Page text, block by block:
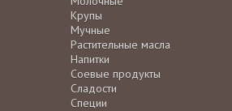
Крупы
Мучные
Растительные масла
Напитки
Соевые продукты
Сладости
Специи